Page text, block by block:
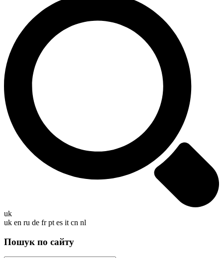
uk
uk en ru de frpt es it cn nl
Пошук по сайту